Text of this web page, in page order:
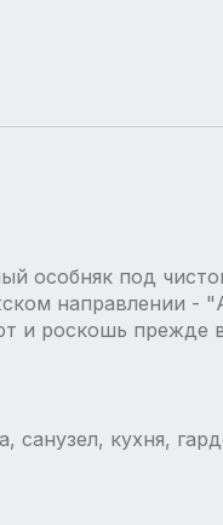
особняк под
направлении -
и роскошь прежде
санузел, кухня,